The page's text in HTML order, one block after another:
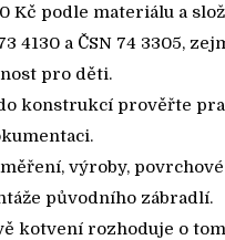
Kč podle materiálu a
4130 a ČSN 74 3305,
pro děti.
konstrukcí prověřte
výroby,
původního zábradlí.
kotvení rozhoduje o